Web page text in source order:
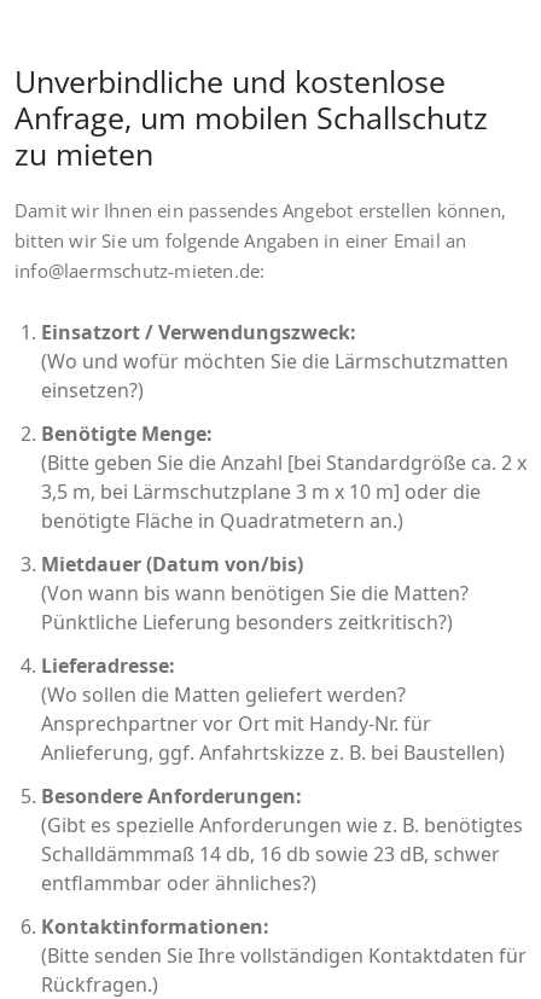
Unverbindliche und kostenlose
Anfrage, um mobilen Schallschutz
zu mieten
Damit wir Ihnen ein passendes Angebot erstellen können,
bitten wir Sie um folgende Angaben in einer Email an
info@laermschutz-mieten.de:
Einsatzort / Verwendungszweck:
(Wo und wofür möchten Sie die Lärmschutzmatten
einsetzen?)
Benötigte Menge:
(Bitte geben Sie die Anzahl [bei Standardgröße ca. 2 x
3,5 m, bei Lärmschutzplane 3 m x 10 m] oder die
benötigte Fläche in Quadratmetern an.)
Mietdauer (Datum von/bis)
(Von wann bis wann benötigen Sie die Matten?
Pünktliche Lieferung besonders zeitkritisch?)
Lieferadresse:
(Wo sollen die Matten geliefert werden?
Ansprechpartner vor Ort mit Handy-Nr. für
Anlieferung, ggf. Anfahrtskizze z. B. bei Baustellen)
Besondere Anforderungen:
(Gibt es spezielle Anforderungen wie z. B. benötigtes
Schalldämmmaß 14 db, 16 db sowie 23 dB, schwer
entflammbar oder ähnliches?)
Kontaktinformationen:
(Bitte senden Sie Ihre vollständigen Kontaktdaten für
Rückfragen.)